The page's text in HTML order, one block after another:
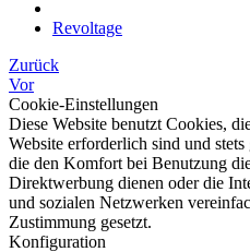
Revoltage
Zurück
Vor
Cookie-Einstellungen
Diese Website benutzt Cookies,
Website erforderlich sind und
die den Komfort bei Benutzung
Direktwerbung dienen oder die
und sozialen Netzwerken
Zustimmung gesetzt.
Konfiguration